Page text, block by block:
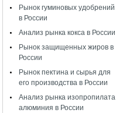
Рынок гуминовых удобрений
в России
Анализ рынка кокса в России
Рынок защищенных жиров в
России
Рынок пектина и сырья для
его производства в России
Анализ рынка изопропилата
алюминия в России